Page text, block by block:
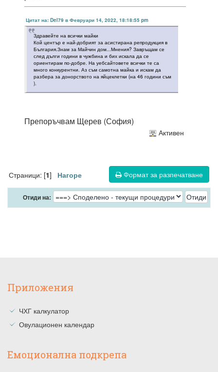
Цитат на: Del79 в Февруари 14, 2022, 18:18:55 pm
Здравейте на всички майки
Кой център е най-добрият за асистирана репродукция в
България.Знам за Майчин дом...Мнения? Завръщам се
след дълги години в чужбина и бих искала да се
ориентирам по-добре. На уебсайтовете всички те са
много конкурентни. Аз съм самотна майка и искам да
разбера за донорството на яйцеклетки (на 46 години съм
).
Препоръчвам Щерев (София)
Активен
Формат за разпечатване
Страници: [1] Нагоре
Отиди на:
Приложения
ЧХГ калкулатор
Овулационен календар
Емоционална подкрепа